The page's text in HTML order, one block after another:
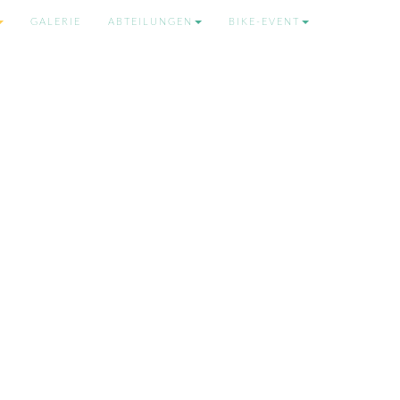
GALERIE ABTEILUNGEN BIKE-EVENT